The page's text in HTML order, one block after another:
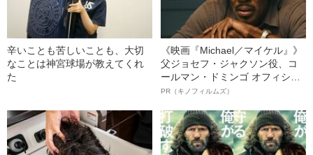
辛いことも苦しいことも、大切
なことは神宮球場が教えてくれ
た
《映画『Michael／マイケル』》
父ジョセフ・ジャクソン役、コ
ールマン・ドミンゴ オフィシャ
ルインタビュー“観客を魅了した
語る”《日本興収70億円突破》
PR（キノフィルムズ）